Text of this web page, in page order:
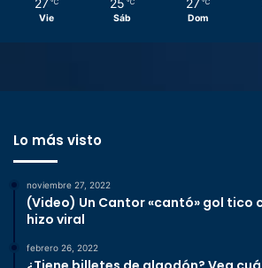
Vie Sáb Dom
Lo más visto
noviembre 27, 2022
(Video) Un Cantor «cantó» gol tico
hizo viral
febrero 26, 2022